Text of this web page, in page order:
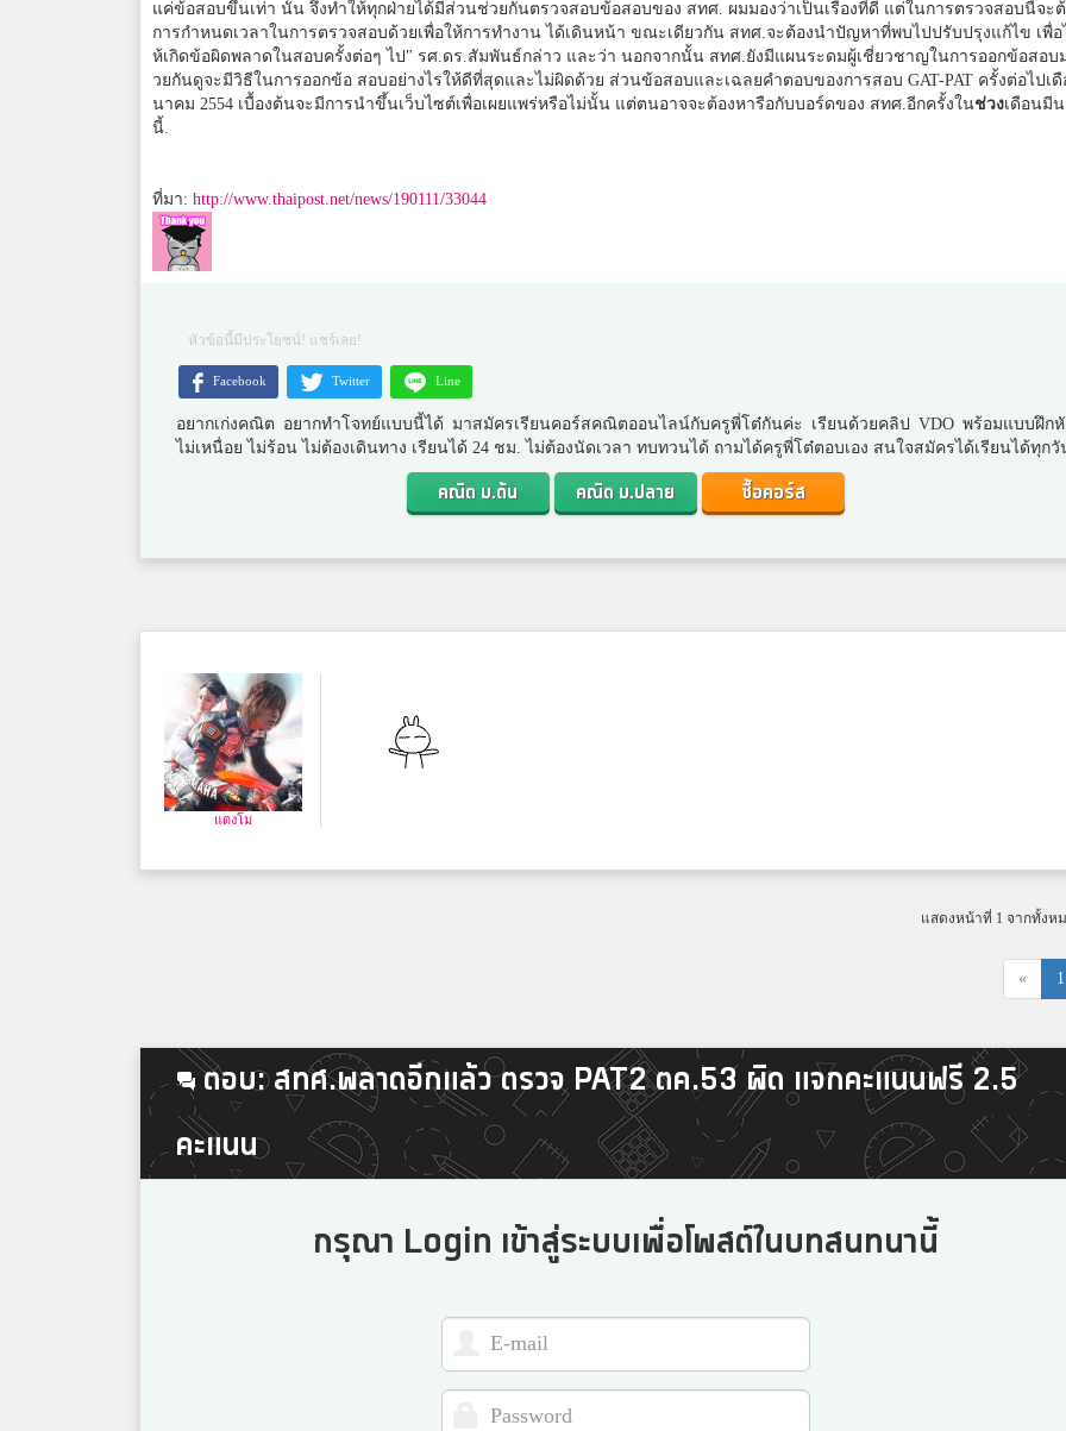
แค่ข้อสอบขึ้นเท่า นั้น จึงทำให้ทุกฝ่ายได้มีส่วนช่วยกันตรวจสอบข้อสอบของ สทศ. ผมมองว่าเป็นเรื่องที่ดี แต่ในการตรวจสอบนี้จะ
การกำหนดเวลาในการตรวจสอบด้วยเพื่อให้การทำงาน ได้เดินหน้า ขณะเดียวกัน สทศ.จะต้องนำปัญหาที่พบไปปรับปรุงแก้ไข เพื่อ
ห้เกิดข้อผิดพลาดในสอบครั้งต่อๆ ไป" รศ.ดร.สัมพันธ์กล่าว และว่า นอกจากนั้น สทศ.ยังมีแผนระดมผู้เชี่ยวชาญในการออกข้อสอบ
วยกันดูจะมีวิธีในการออกข้อ สอบอย่างไรให้ดีที่สุดและไม่ผิดด้วย ส่วนข้อสอบและเฉลยคำตอบของการสอบ GAT-PAT ครั้งต่อไปเ
นาคม 2554 เบื้องต้นจะมีการนำขึ้นเว็บไซต์เพื่อเผยแพร่หรือไม่นั้น แต่ตนอาจจะต้องหารือกับบอร์ดของ สทศ.อีกครั้งในช่วงเดือนมี
นี้.
ที่มา: http://www.thaipost.net/news/190111/33044
หัวข้อนี้มีประโยชน์! แชร์เลย!
Facebook Twitter Line
อยากเก่งคณิต อยากทำโจทย์แบบนี้ได้ มาสมัครเรียนคอร์สคณิตออนไลน์กับครูพี่โต๋กันค่ะ เรียนด้วยคลิป VDO พร้อมแบบฝึก
ไม่เหนื่อย ไม่ร้อน ไม่ต้องเดินทาง เรียนได้ 24 ชม. ไม่ต้องนัดเวลา ทบทวนได้ ถามได้ครูพี่โต๋ตอบเอง สนใจสมัครได้เรียนได้ทุกวั
คณิต ม.ต้น คณิต ม.ปลาย ซื้อคอร์ส
แตงโม
แสดงหน้าที่ 1 จากทั้งห
« 1
ตอบ: สทศ.พลาดอีกแล้ว ตรวจ PAT2 ตค.53 ผิด แจกคะแนนฟรี 2.5
คะแนน
กรุณา Login เข้าสู่ระบบเพื่อโพสต์ในบทสนทนานี้